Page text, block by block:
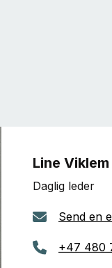
Line Viklem
Daglig leder
Send en
+47 480